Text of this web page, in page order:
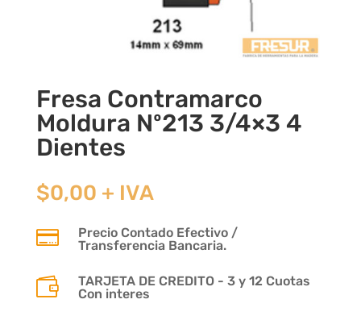
Fresa Contramarco
Moldura Nº213 3/4×3 4
Dientes
$0,00 + IVA

Precio Contado Efectivo /
Transferencia Bancaria.

TARJETA DE CREDITO - 3 y 12 Cuotas
Con interes